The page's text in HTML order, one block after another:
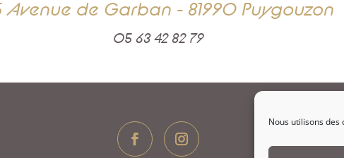
Nous utilisons
Avenue de Garban - 81990 Puygouzon
05 63 42 82 79